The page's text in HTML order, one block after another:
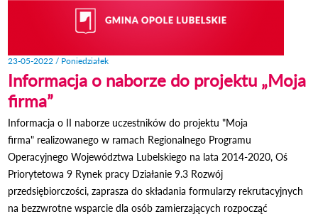
23-05-2022 / Poniedziałek
Informacja o naborze do projektu „Moja
firma”
Informacja o II naborze uczestników do projektu "Moja
firma" realizowanego w ramach Regionalnego Programu
Operacyjnego Województwa Lubelskiego na lata 2014-2020, Oś
Priorytetowa 9 Rynek pracy Działanie 9.3 Rozwój
przedsiębiorczości, zaprasza do składania formularzy rekrutacyjnych
na bezzwrotne wsparcie dla osób zamierzających rozpocząć